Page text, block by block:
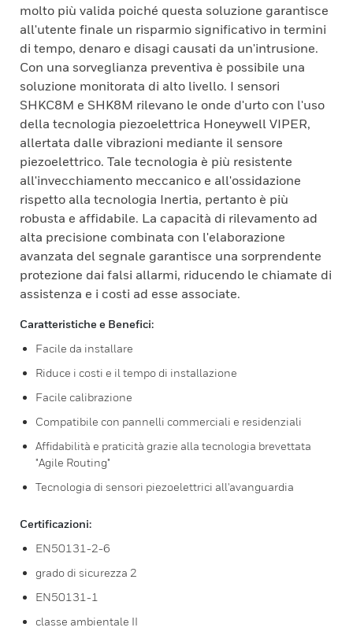
molto più valida poiché questa soluzione garantisce
all'utente finale un risparmio significativo in termini
di tempo, denaro e disagi causati da un'intrusione.
Con una sorveglianza preventiva è possibile una
soluzione monitorata di alto livello. I sensori
SHKC8M e SHK8M rilevano le onde d'urto con l'uso
della tecnologia piezoelettrica Honeywell VIPER,
allertata dalle vibrazioni mediante il sensore
piezoelettrico. Tale tecnologia è più resistente
all'invecchiamento meccanico e all'ossidazione
rispetto alla tecnologia Inertia, pertanto è più
robusta e affidabile. La capacità di rilevamento ad
alta precisione combinata con l'elaborazione
avanzata del segnale garantisce una sorprendente
protezione dai falsi allarmi, riducendo le chiamate di
assistenza e i costi ad esse associate.
Caratteristiche e Benefici:
Facile da installare
Riduce i costi e il tempo di installazione
Facile calibrazione
Compatibile con pannelli commerciali e residenziali
Affidabilità e praticità grazie alla tecnologia brevettata
"Agile Routing"
Tecnologia di sensori piezoelettrici all'avanguardia
Certificazioni:
EN50131-2-6
grado di sicurezza 2
EN50131-1
classe ambientale II